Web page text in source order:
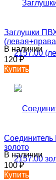
Заглушки
В наличии
120₽
Купить
Соединитель
золото
В наличии
100₽
Купить